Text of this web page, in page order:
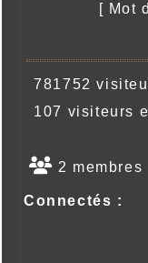
[ Mot
781752
107 visiteurs
2 membres
Connectés :